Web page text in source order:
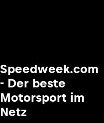
Speedweek.com
- Der beste
Motorsport im
Netz